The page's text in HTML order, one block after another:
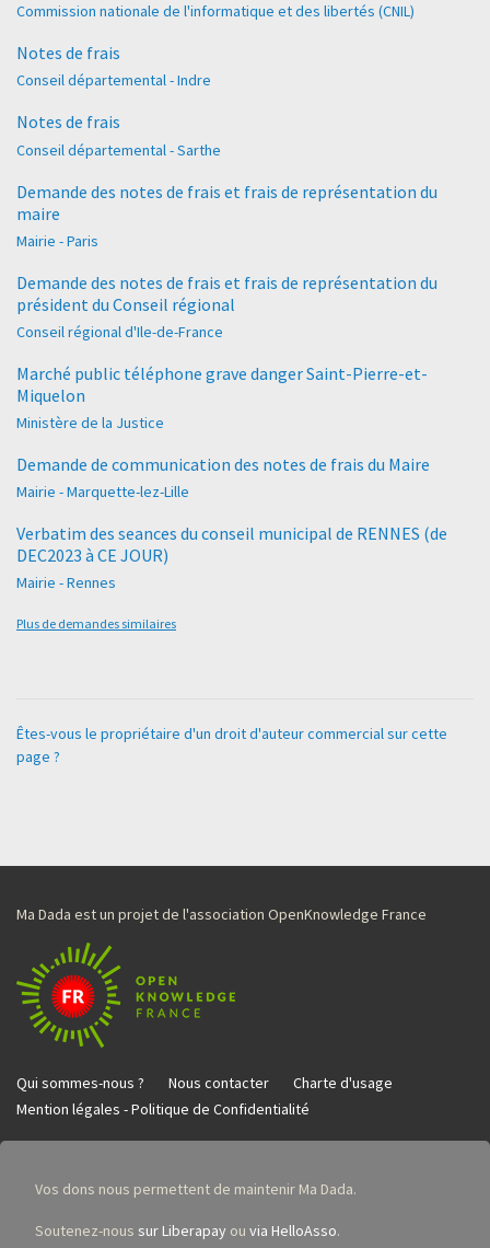
Commission nationale de l'informatique et des libertés (CNIL)
Notes de frais
Conseil départemental - Indre
Notes de frais
Conseil départemental - Sarthe
Demande des notes de frais et frais de représentation du
maire
Mairie - Paris
Demande des notes de frais et frais de représentation du
président du Conseil régional
Conseil régional d'Ile-de-France
Marché public téléphone grave danger Saint-Pierre-et-
Miquelon
Ministère de la Justice
Demande de communication des notes de frais du Maire
Mairie - Marquette-lez-Lille
Verbatim des seances du conseil municipal de RENNES (de
DEC2023 à CE JOUR)
Mairie - Rennes
Plus de demandes similaires
Êtes-vous le propriétaire d'un droit d'auteur commercial sur cette
page ?
Ma Dada est un projet de l'association OpenKnowledge France
Qui sommes-nous ? Nous contacter
Charte d'usage
Mention légales - Politique de Confidentialité
Vos dons nous permettent de maintenir Ma Dada.
Soutenez-nous sur Liberapay ou via HelloAsso.